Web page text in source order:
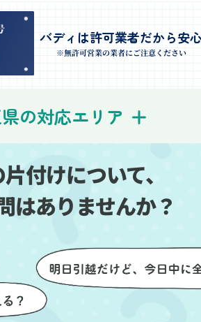
点を
けたの
て作
た。
を払っ
った後
しなく
ていた
サイク
教えて
にも役
また何
業を終えることができ
事前に見積もりを取っ
できました。引っ越し
とができました。
バディは許可業者だから安
※無許可営業の業者にご注意ください
の対応エリア
付けについて、
はありませんか？